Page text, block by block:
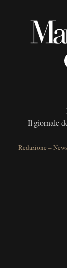
Il giornale
Redazione –